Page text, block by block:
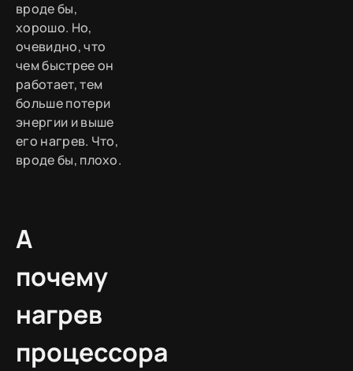
вроде бы,
хорошо. Но,
очевидно, что
чем быстрее он
работает, тем
больше потери
энергии и выше
его нагрев. Что,
вроде бы, плохо.
А
почему
нагрев
процессора